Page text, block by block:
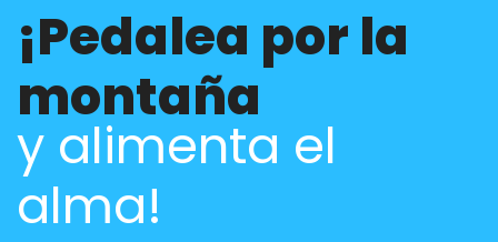
¡Pedalea por la
montaña
y alimenta el
alma!